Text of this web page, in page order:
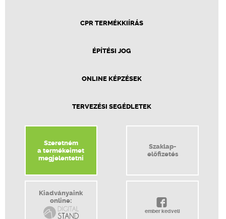
CPR TERMÉKKIÍRÁS
ÉPÍTÉSI JOG
ONLINE KÉPZÉSEK
TERVEZÉSI SEGÉDLETEK
Szeretném
a termékeimet
megjelentetni
Szaklap-
előfizetés
Kiadványaink
online:
ember kedveli